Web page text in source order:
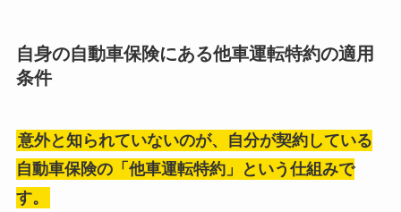
自身の自動車保険にある他車運転特約の適用
条件
意外と知られていないのが、自分が契約している
自動車保険の「他車運転特約」という仕組みで
す。